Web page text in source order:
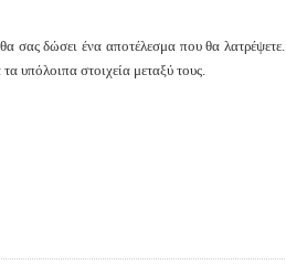
σας δώσει ένα αποτέλεσμα που θα λατρέψετε.
υπόλοιπα στοιχεία μεταξύ τους.